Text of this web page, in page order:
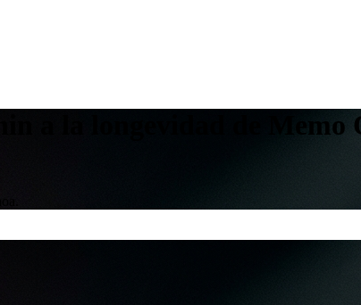
a la longevidad de Memo